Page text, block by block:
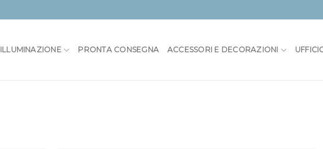
ILLUMINAZIONE PRONTA CONSEGNA ACCESSORI E DECORAZIONI